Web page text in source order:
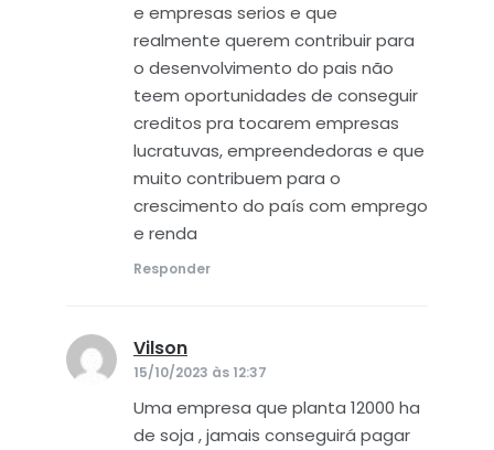
e empresas serios e que
realmente querem contribuir para
o desenvolvimento do pais não
teem oportunidades de conseguir
creditos pra tocarem empresas
lucratuvas, empreendedoras e que
muito contribuem para o
crescimento do país com emprego
e renda
Responder
Vilson
15/10/2023 às 12:37
Uma empresa que planta 12000 ha
de soja , jamais conseguirá pagar